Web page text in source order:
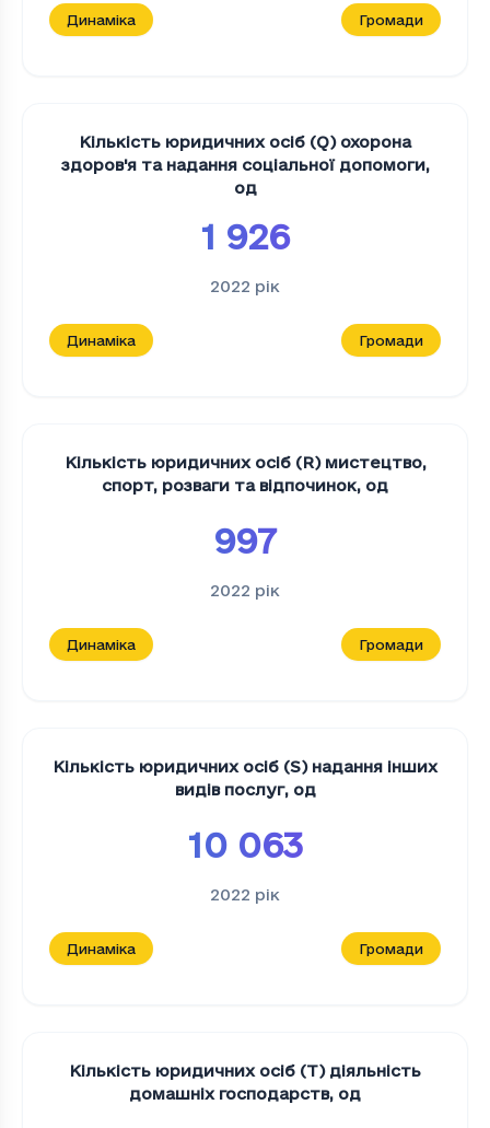
Динаміка Громади
Кількість юридичних осіб (Q) охорона
здоров'я та надання соціальної допомоги,
од
1 926
2022 рік
Динаміка Громади
Кількість юридичних осіб (R) мистецтво,
спорт, розваги та відпочинок, од
997
2022 рік
Динаміка Громади
Кількість юридичних осіб (S) надання інших
видів послуг, од
10 063
2022 рік
Динаміка Громади
Кількість юридичних осіб (T) діяльність
домашніх господарств, од